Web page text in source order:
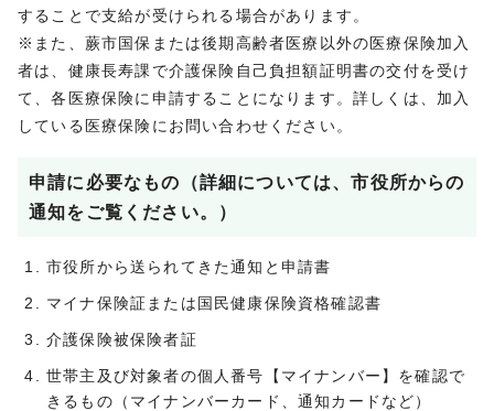
することで支給が受けられる場合があります。
※また、蕨市国保または後期高齢者医療以外の医療保険加入
者は、健康長寿課で介護保険自己負担額証明書の交付を受け
て、各医療保険に申請することになります。詳しくは、加入
している医療保険にお問い合わせください。
申請に必要なもの（詳細については、市役所からの
通知をご覧ください。）
市役所から送られてきた通知と申請書
マイナ保険証または国民健康保険資格確認書
介護保険被保険者証
世帯主及び対象者の個人番号【マイナンバー】を確認で
きるもの（マイナンバーカード、通知カードなど）